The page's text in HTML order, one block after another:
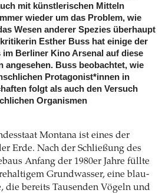
mit künstlerischen Mitteln
wieder um das Problem, wie
Wesen anderer Spezies überhaupt
Esther Buss hat einige der
im Berliner Kino Arsenal auf diese
angesehen. Buss beobachtet, wie
Protagonist*innen in
folgt als auch den Versuch
Organismen
Montana ist eines der
Erde. Nach der Schließung des
Anfang der 1980er Jahre füllte
Grundwasser, eine blau-
die bereits Tausenden Vögeln und